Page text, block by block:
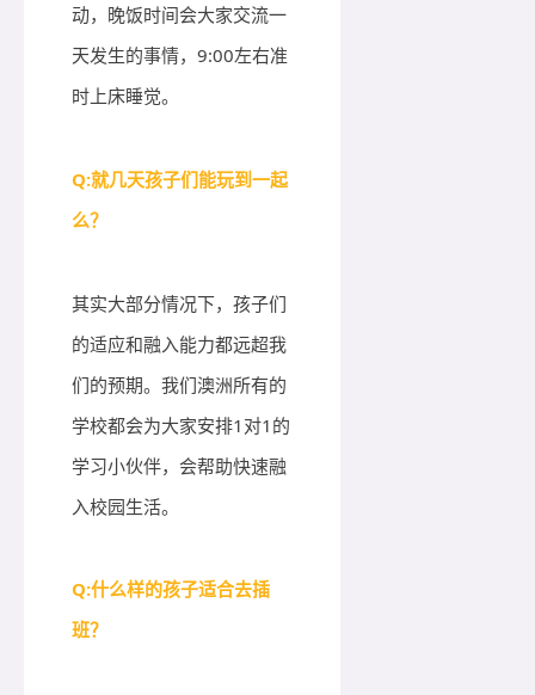
动，晚饭时间会大家交流一
天发生的事情，9:00左右准
时上床睡觉。
Q:就几天孩子们能玩到一起
么？
其实大部分情况下，孩子们
的适应和融入能力都远超我
们的预期。我们澳洲所有的
学校都会为大家安排1对1的
学习小伙伴，会帮助快速融
入校园生活。
Q:什么样的孩子适合去插
班？